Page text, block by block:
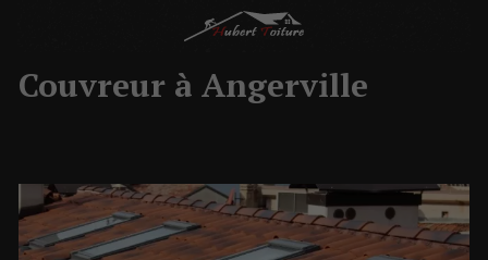
Couvreur à Angerville